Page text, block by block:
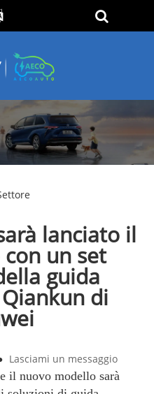
lanciato il
un set
guida
di
Lasciami un messaggio
il nuovo modello sarà